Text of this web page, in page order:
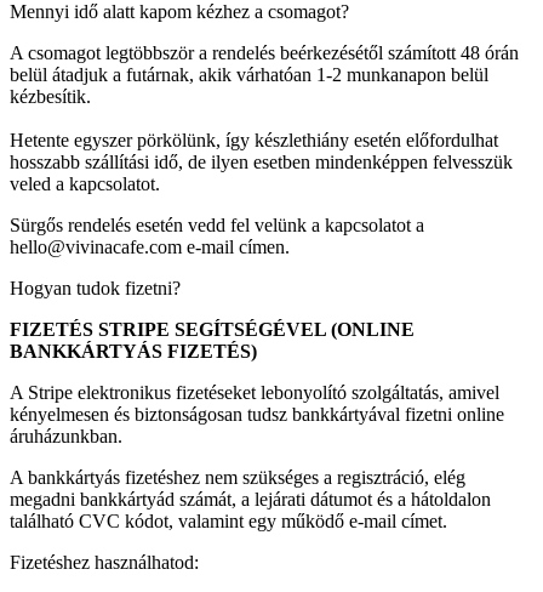
Mennyi idő alatt kapom kézhez a csomagot?
A csomagot legtöbbször a rendelés beérkezésétől számított 48 órán
belül átadjuk a futárnak, akik várhatóan 1-2 munkanapon belül
kézbesítik.
Hetente egyszer pörkölünk, így készlethiány esetén előfordulhat
hosszabb szállítási idő, de ilyen esetben mindenképpen felvesszük
veled a kapcsolatot.
Sürgős rendelés esetén vedd fel velünk a kapcsolatot a
hello@vivinacafe.com e-mail címen.
Hogyan tudok fizetni?
FIZETÉS STRIPE SEGÍTSÉGÉVEL (ONLINE
BANKKÁRTYÁS FIZETÉS)
A Stripe elektronikus fizetéseket lebonyolító szolgáltatás, amivel
kényelmesen és biztonságosan tudsz bankkártyával fizetni online
áruházunkban.
A bankkártyás fizetéshez nem szükséges a regisztráció, elég
megadni bankkártyád számát, a lejárati dátumot és a hátoldalon
található CVC kódot, valamint egy működő e-mail címet.
Fizetéshez használhatod: